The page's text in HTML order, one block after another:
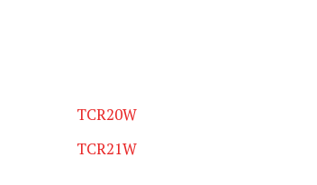
TCR20W
TCR21W